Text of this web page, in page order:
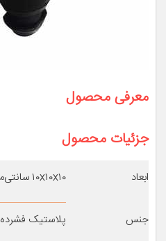
معرفی محصول
جزئیات محصول
ابعاد ۱۰x۱۰x۱۰ سانتی‌متر
جنس پلاستیک فشرده